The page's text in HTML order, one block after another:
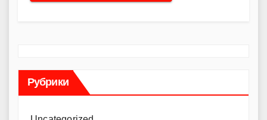
Рубрики